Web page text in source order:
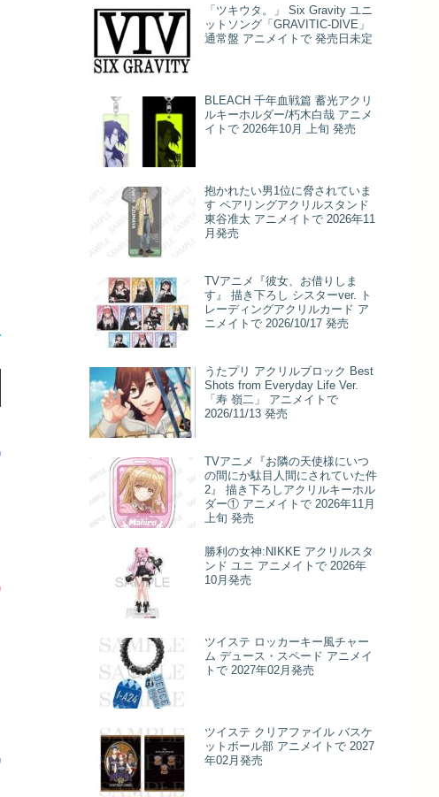
「ツキウタ。」 Six Gravity ユニ
ットソング「GRAVITIC-DIVE」
通常盤 アニメイトで 発売日未定
BLEACH 千年血戦篇 蓄光アクリ
ルキーホルダー/朽木白哉 アニメ
イトで 2026年10月 上旬 発売
抱かれたい男1位に脅されていま
す ペアリングアクリルスタンド
東谷准太 アニメイトで 2026年11
月発売
TVアニメ『彼女、お借りしま
す』 描き下ろし シスターver. ト
レーディングアクリルカード ア
ニメイトで 2026/10/17 発売
うたプリ アクリルブロック Best
Shots from Everyday Life Ver.
「寿 嶺二」 アニメイトで
2026/11/13 発売
TVアニメ『お隣の天使様にいつ
の間にか駄目人間にされていた件
2』 描き下ろしアクリルキーホル
ダー① アニメイトで 2026年11月
上旬 発売
勝利の女神:NIKKE アクリルスタ
ンド ユニ アニメイトで 2026年
10月発売
ツイステ ロッカーキー風チャー
ム デュース・スペード アニメイ
トで 2027年02月発売
ツイステ クリアファイル バスケ
ットボール部 アニメイトで 2027
年02月発売